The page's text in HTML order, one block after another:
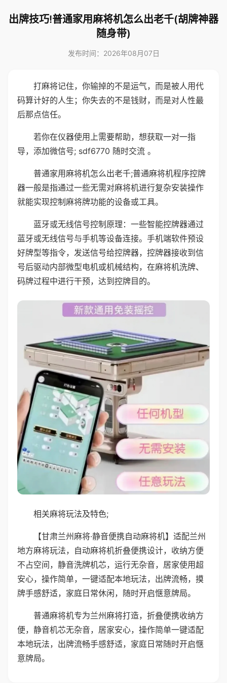
出牌技巧!普通家用麻将机怎么出老千(胡牌神器
随身带)
发布时间：2026年08月07日
打麻将记住，你输掉的不是运气，而是被人用代
码算计好的人生；你失去的不是钱财，而是对人性最
后那点信任。
若你在仪器使用上需要帮助，想获取一对一指
导，添加微信号; sdf6770 随时交流 。
普通家用麻将机怎么出老千;普通麻将机程序控牌
器一般是指通过一些无需对麻将机进行复杂安装操作
就能实现控制麻将牌功能的设备或工具。
蓝牙或无线信号控制原理：一些智能控牌器通过
蓝牙或无线信号与手机等设备连接。手机端软件预设
好牌型等指令，发送信号给控牌器，控牌器接收到信
号后驱动内部微型电机或机械结构，在麻将机洗牌、
码牌过程中进行干预，达到控牌目的。
相关麻将玩法及特色;
【甘肃兰州麻将·静音便携自动麻将机】适配兰州
地方麻将玩法，自动麻将机折叠便携设计，收纳方便
不占空间，静音洗牌机芯，运行无杂音，居家使用超
安心，操作简单，一键适配本地玩法，出牌流畅，摸
牌手感舒适，家庭日常休闲，随时开启惬意牌局。
普通麻将机专为兰州麻将打造，折叠便携收纳方
便，静音机芯无杂音，居家安心，操作简单一键适配
本地玩法，出牌流畅手感舒适，家庭日常随时开启惬
意牌局。